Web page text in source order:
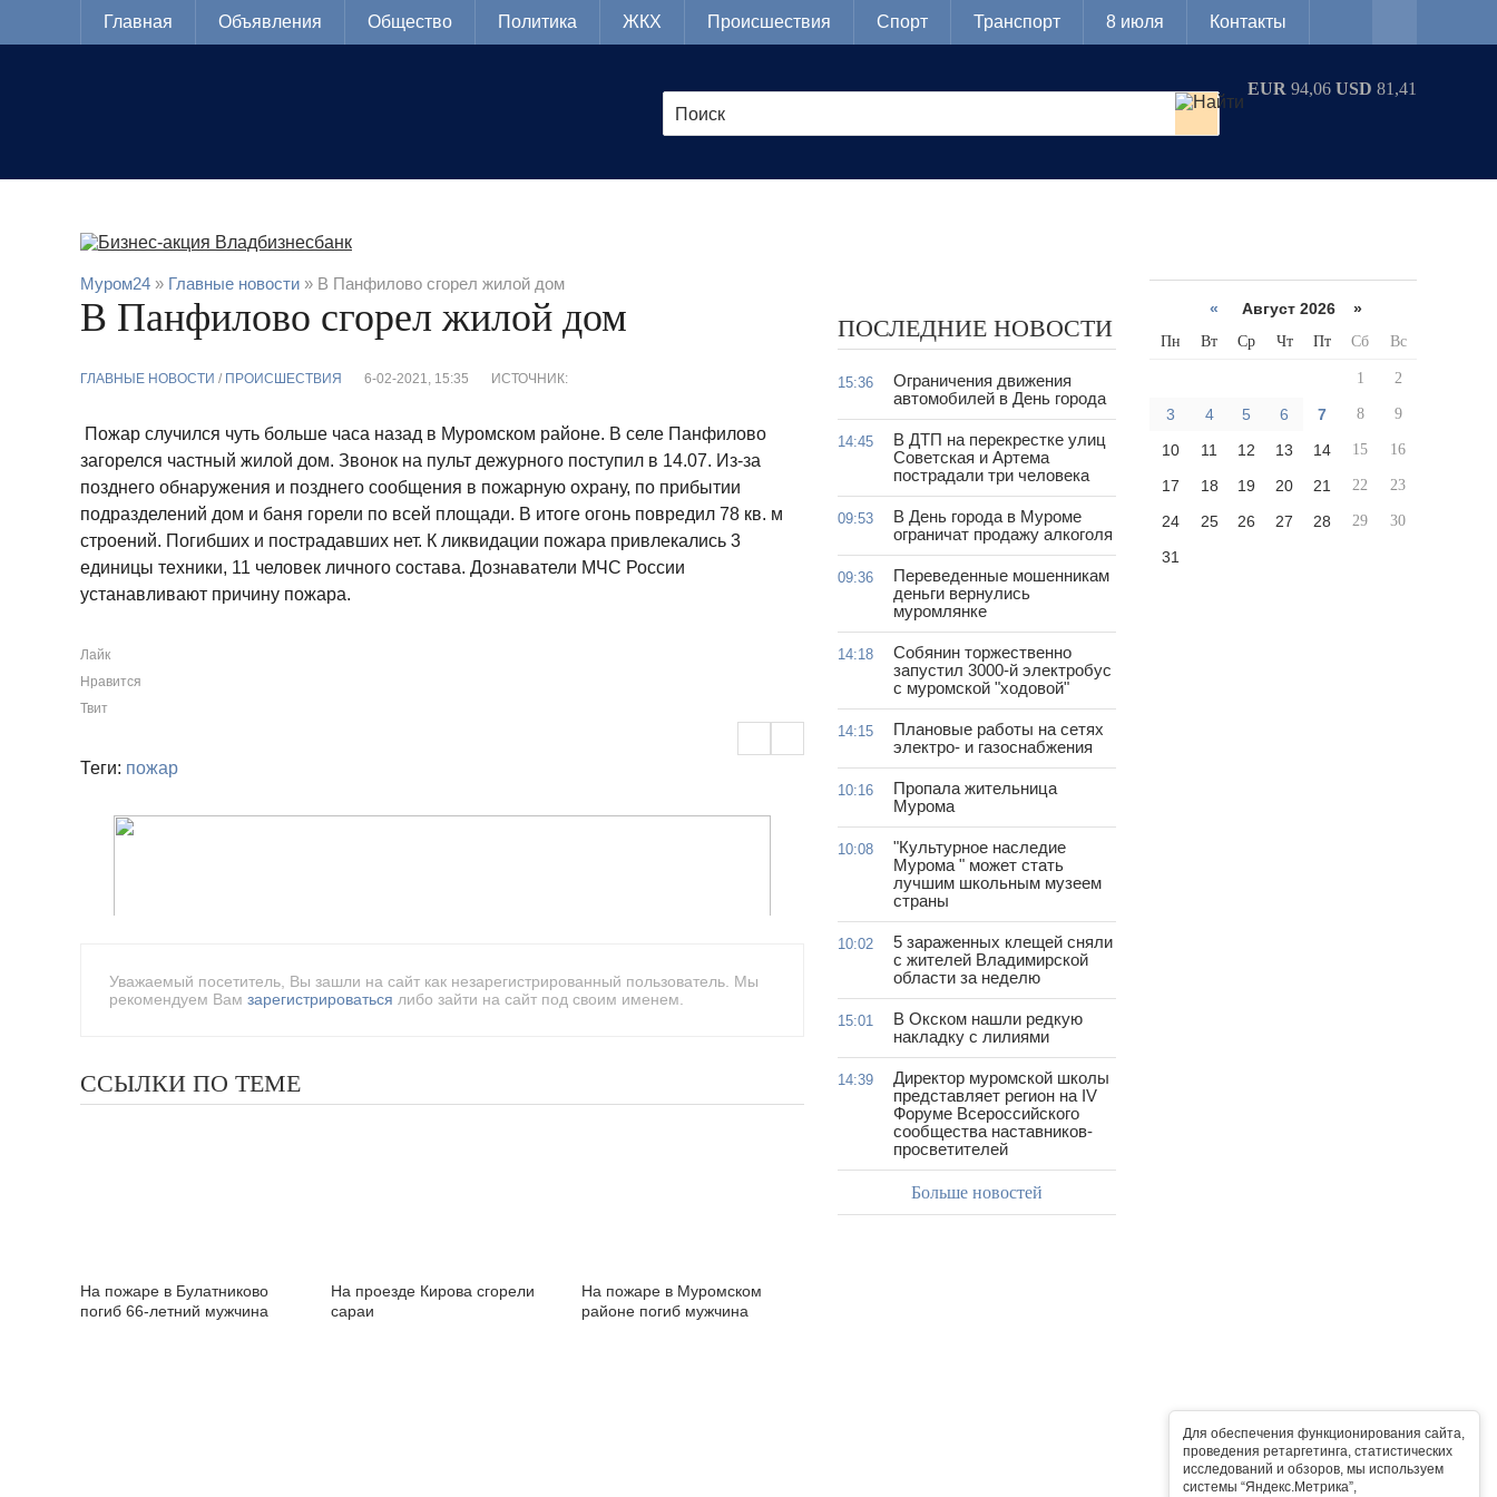
Для обеспечения функционирования сайта,
проведения ретаргетинга, статистических
исследований и обзоров, мы используем
системы “Яндекс.Метрика”,
Главная Объявления Общество Политика ЖКХ Происшествия Спорт Транспорт 8 июля Контакты
EUR 94,06 USD 81,41
Муром24 » Главные новости » В Панфилово сгорел жилой дом
В Панфилово сгорел жилой дом
ГЛАВНЫЕ НОВОСТИ / ПРОИСШЕСТВИЯ 6-02-2021, 15:35 ИСТОЧНИК:
Пожар случился чуть больше часа назад в Муромском районе. В селе Панфилово
загорелся частный жилой дом. Звонок на пульт дежурного поступил в 14.07. Из-за
позднего обнаружения и позднего сообщения в пожарную охрану, по прибытии
подразделений дом и баня горели по всей площади. В итоге огонь повредил 78 кв. м
строений. Погибших и пострадавших нет. К ликвидации пожара привлекались 3
единицы техники, 11 человек личного состава. Дознаватели МЧС России
устанавливают причину пожара.
Лайк
Нравится
Твит
Теги: пожар
Уважаемый посетитель, Вы зашли на сайт как незарегистрированный пользователь. Мы
рекомендуем Вам зарегистрироваться либо зайти на сайт под своим именем.
ССЫЛКИ ПО ТЕМЕ
На пожаре в Булатниково
погиб 66-летний мужчина
На проезде Кирова сгорели
сараи
На пожаре в Муромском
районе погиб мужчина
ПОСЛЕДНИЕ НОВОСТИ
15:36
Ограничения движения
автомобилей в День города
14:45
В ДТП на перекрестке улиц
Советская и Артема
пострадали три человека
09:53
В День города в Муроме
ограничат продажу алкоголя
09:36
Переведенные мошенникам
деньги вернулись
муромлянке
14:18
Собянин торжественно
запустил 3000-й электробус
с муромской "ходовой"
14:15
Плановые работы на сетях
электро- и газоснабжения
10:16
Пропала жительница
Мурома
10:08
"Культурное наследие
Мурома " может стать
лучшим школьным музеем
страны
10:02
5 зараженных клещей сняли
с жителей Владимирской
области за неделю
15:01
В Окском нашли редкую
накладку с лилиями
14:39
Директор муромской школы
представляет регион на IV
Форуме Всероссийского
сообщества наставников-
просветителей
Больше новостей
« Август 2026 »
Пн Вт Ср Чт Пт Сб Вс
1 2
3 4 5 6 7 8 9
10 11 12 13 14 15 16
17 18 19 20 21 22 23
24 25 26 27 28 29 30
31